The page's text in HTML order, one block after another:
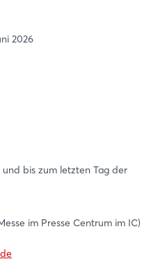
2026
und bis zum letzten Tag der
im Presse Centrum im IC)